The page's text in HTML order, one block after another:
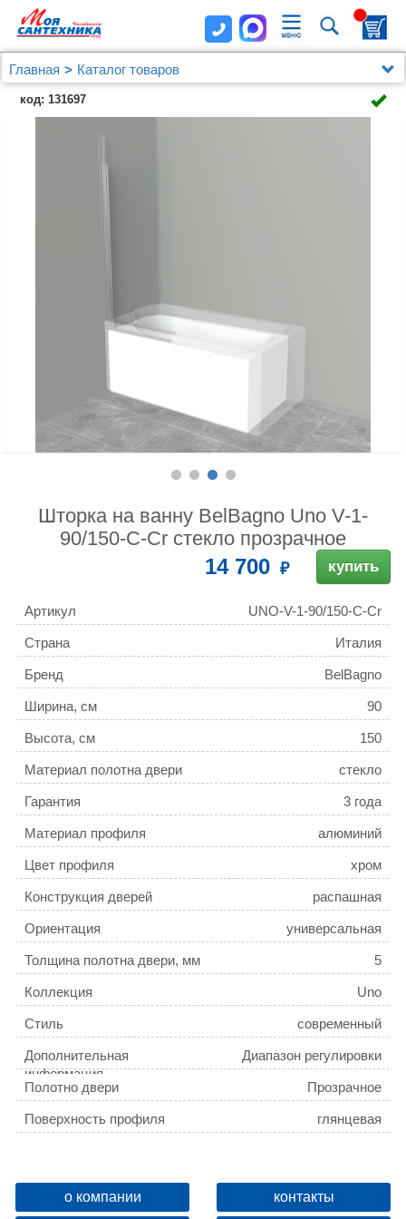
Главная
Каталог товаров
Душевые уголки, ограждения, поддоны
BelBagno
Шторка на ванну BelBagno Uno V-1-90/150-C-Cr
код: 131697
Шторка на ванну BelBagno Uno V-1-
90/150-C-Cr стекло прозрачное
14 700 купить
Артикул UNO-V-1-90/150-C-Cr
Страна Италия
Бренд BelBagno
Ширина, см 90
Высота, см 150
Материал полотна двери стекло
Гарантия 3 года
Материал профиля алюминий
Цвет профиля хром
Конструкция дверей распашная
Ориентация универсальная
Толщина полотна двери, мм 5
Коллекция Uno
Стиль современный
Дополнительная
информация
Диапазон регулировки
ширины, 90-91,5 см
Полотно двери
Прозрачное
Поверхность профиля глянцевая
Двери открываются внутрь и наружу да
Вес, кг 18
о компании контакты